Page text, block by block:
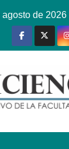
agosto de 2026